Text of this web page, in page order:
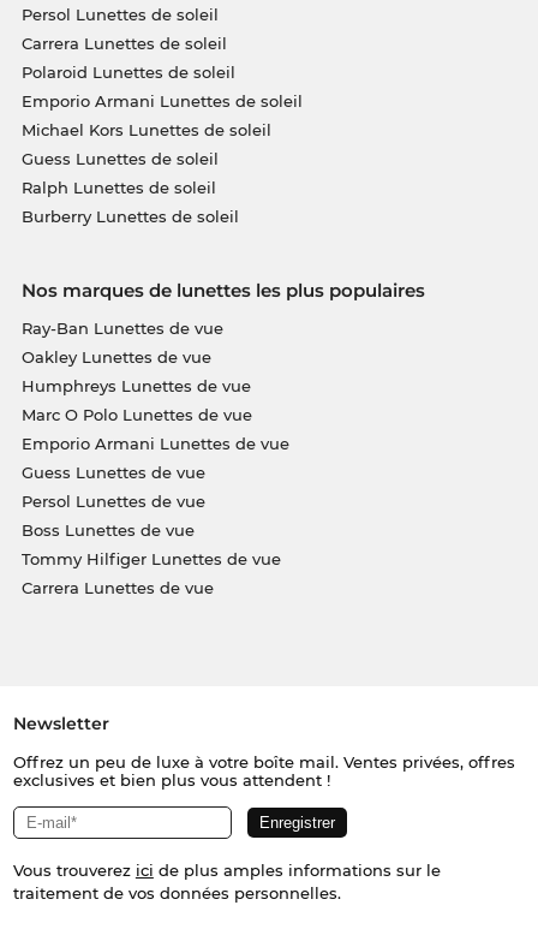
Persol Lunettes de soleil
Carrera Lunettes de soleil
Polaroid Lunettes de soleil
Emporio Armani Lunettes de soleil
Michael Kors Lunettes de soleil
Guess Lunettes de soleil
Ralph Lunettes de soleil
Burberry Lunettes de soleil
Nos marques de lunettes les plus populaires
Ray-Ban Lunettes de vue
Oakley Lunettes de vue
Humphreys Lunettes de vue
Marc O Polo Lunettes de vue
Emporio Armani Lunettes de vue
Guess Lunettes de vue
Persol Lunettes de vue
Boss Lunettes de vue
Tommy Hilfiger Lunettes de vue
Carrera Lunettes de vue
Newsletter
Offrez un peu de luxe à votre boîte mail. Ventes privées, offres
exclusives et bien plus vous attendent !
Vous trouverez ici de plus amples informations sur le
traitement de vos données personnelles.